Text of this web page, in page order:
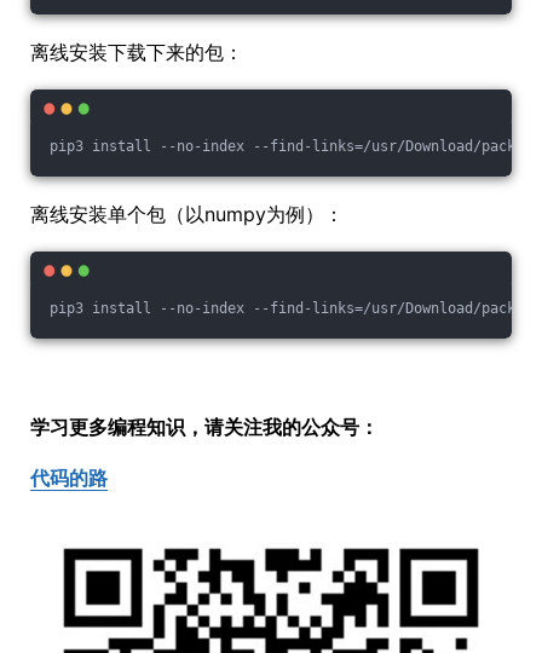
离线安装下载下来的包：
pip3 install --no-index --find-links=/usr/Download/
离线安装单个包（以numpy为例）：
pip3 install --no-index --find-links=/usr/Download/package
学习更多编程知识，请关注我的公众号：
代码的路